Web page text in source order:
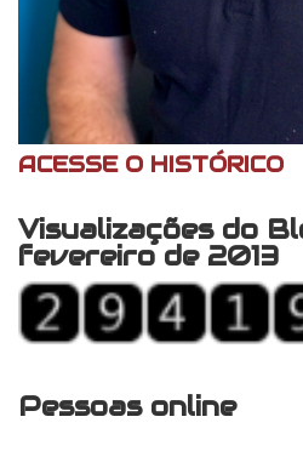
ACESSE O HISTÓRICO
Visualizações do
fevereiro de 2013
Pessoas online